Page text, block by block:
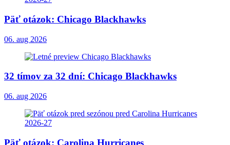
Päť otázok: Chicago Blackhawks
06. aug 2026
32 tímov za 32 dní: Chicago Blackhawks
06. aug 2026
Päť otázok: Carolina Hurricanes